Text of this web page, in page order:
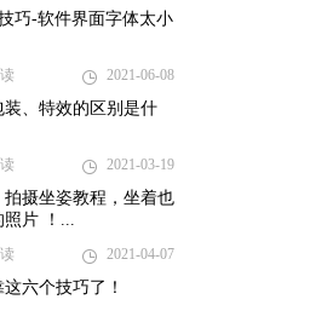
巧-软件界面字体太小
2021-06-08
、特效的区别是什
2021-03-19
拍摄坐姿教程，坐着也
照片 ​​​​！...
2021-04-07
六个技巧了！